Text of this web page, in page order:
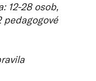
12-28 osob,
pedagogové